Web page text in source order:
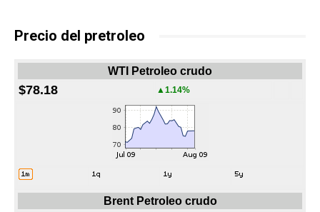
Precio del pretroleo
WTI Petroleo crudo
$78.18 ▲1.14%
Brent Petroleo crudo